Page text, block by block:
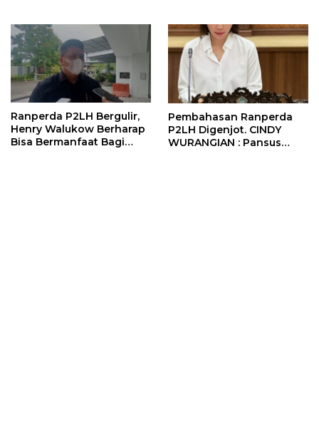
Ranperda P2LH Bergulir,
Henry Walukow Berharap
Bisa Bermanfaat Bagi
Pembahasan Ranperda
P2LH Digenjot. CINDY
WURANGIAN : Pansus